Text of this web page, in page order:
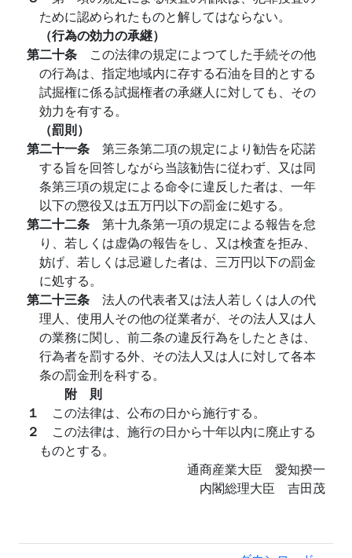
ために認められたものと解してはならない。
（行為の効力の承継）
第二十条 この法律の規定によつてした手続その他
の行為は、指定地域内に存する石油を目的とする
試掘権に係る試掘権者の承継人に対しても、その
効力を有する。
（罰則）
第二十一条 第三条第二項の規定により勧告を応諾
する旨を回答しながら当該勧告に従わず、又は同
条第三項の規定による命令に違反した者は、一年
以下の懲役又は五万円以下の罰金に処する。
第二十二条 第十九条第一項の規定による報告を怠
り、若しくは虚偽の報告をし、又は検査を拒み、
妨げ、若しくは忌避した者は、三万円以下の罰金
に処する。
第二十三条 法人の代表者又は法人若しくは人の代
理人、使用人その他の従業者が、その法人又は人
の業務に関し、前二条の違反行為をしたときは、
行為者を罰する外、その法人又は人に対して各本
条の罰金刑を科する。
附 則
１ この法律は、公布の日から施行する。
２ この法律は、施行の日から十年以内に廃止する
ものとする。
通商産業大臣 愛知揆一
内閣総理大臣 吉田茂